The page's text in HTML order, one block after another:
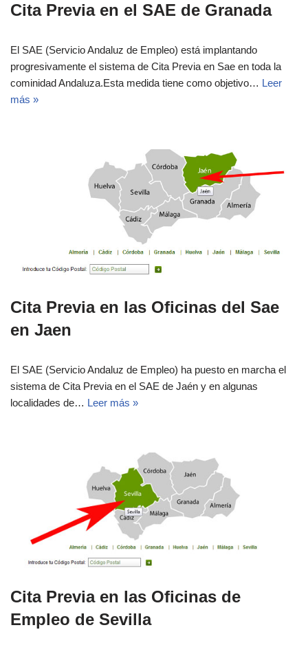
Cita Previa en el SAE de Granada
El SAE (Servicio Andaluz de Empleo) está implantando
progresivamente el sistema de Cita Previa en Sae en toda la
cominidad Andaluza.Esta medida tiene como objetivo… Leer
más »
Cita Previa en las Oficinas del Sae
en Jaen
El SAE (Servicio Andaluz de Empleo) ha puesto en marcha el
sistema de Cita Previa en el SAE de Jaén y en algunas
localidades de… Leer más »
Cita Previa en las Oficinas de
Empleo de Sevilla